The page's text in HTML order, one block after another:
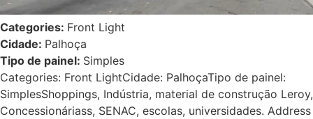
Categories: Front Light
Cidade: Palhoça
Tipo de painel: Simples
Categories: Front LightCidade: PalhoçaTipo de painel:
SimplesShoppings, Indústria, material de construção Leroy,
Concessionáriass, SENAC, escolas, universidades. Address